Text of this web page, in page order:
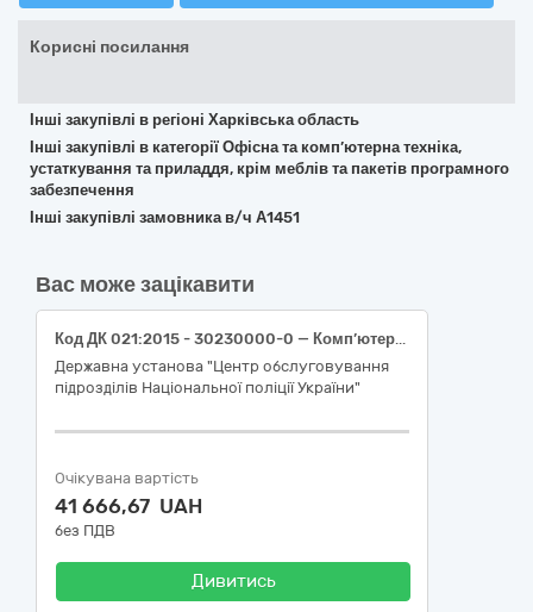
Корисні посилання
Інші закупівлі в регіоні Харківська область
Інші закупівлі в категорії Офісна та комп’ютерна техніка,
устаткування та приладдя, крім меблів та пакетів програмного
забезпечення
Інші закупівлі замовника в/ч А1451
Вас може зацікавити
Код ДК 021:2015 - 30230000-0 — Комп’ютерне обладнання (Принтер лазерний Canon i-SENSYS LBP6030B (8468B042) або еквівалент)
Державна установа "Центр обслуговування
підрозділів Національної поліції України"
Очікувана вартість
41 666,67 UAH
без ПДВ
Дивитись